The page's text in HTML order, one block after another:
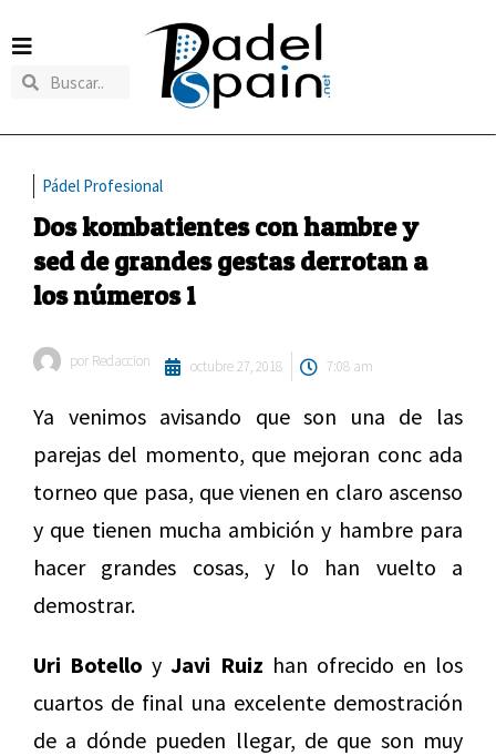
Pádel Profesional
Dos kombatientes con hambre y
sed de grandes gestas derrotan a
los números 1
por Redaccion octubre 27, 2018 7:08 am
Ya venimos avisando que son una de las
parejas del momento, que mejoran conc ada
torneo que pasa, que vienen en claro ascenso
y que tienen mucha ambición y hambre para
hacer grandes cosas, y lo han vuelto a
demostrar.
Uri Botello yJavi Ruiz han ofrecido en los
cuartos de final una excelente demostración
de a dónde pueden llegar, de que son muy